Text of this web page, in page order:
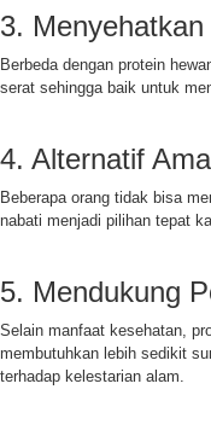
3.
Berbeda dengan protein
serat sehingga baik untuk
4. Alternatif
Beberapa orang tidak bisa
nabati menjadi pilihan tepat
5. Mendukung
Selain manfaat kesehatan,
membutuhkan lebih sedikit
terhadap kelestarian alam.